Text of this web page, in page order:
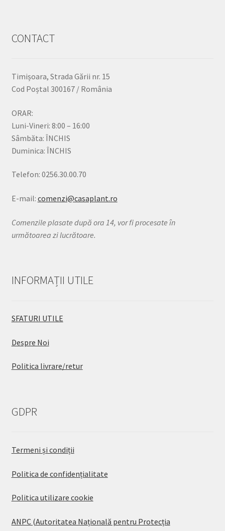
CONTACT
Timișoara, Strada Gării nr. 15
Cod Poștal 300167 / România
ORAR:
Luni-Vineri: 8:00 – 16:00
Sâmbăta: ÎNCHIS
Duminica: ÎNCHIS
Telefon: 0256.30.00.70
E-mail: comenzi@casaplant.ro
Comenzile plasate după ora 14, vor fi procesate în
următoarea zi lucrătoare.
INFORMAȚII UTILE
SFATURI UTILE
Despre Noi
Politica livrare/retur
GDPR
Termeni și condiții
Politica de confidențialitate
Politica utilizare cookie
ANPC (Autoritatea Națională pentru Protecția